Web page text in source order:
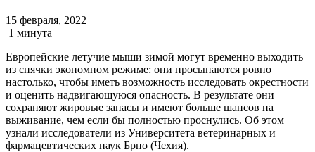
15 февраля, 2022
1 минута
Европейские летучие мыши зимой могут временно выходить
из спячки экономном режиме: они просыпаются ровно
настолько, чтобы иметь возможность исследовать окрестности
и оценить надвигающуюся опасность. В результате они
сохраняют жировые запасы и имеют больше шансов на
выживание, чем если бы полностью проснулись. Об этом
узнали исследователи из Университета ветеринарных и
фармацевтических наук Брно (Чехия).